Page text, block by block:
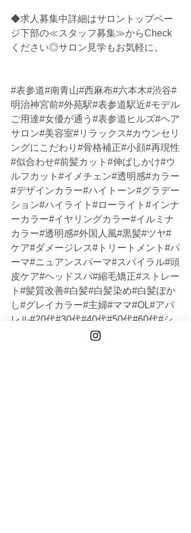
◆求人募集中詳細はサロントップペー
ジ下部の≪スタッフ募集≫からCheck
ください◎サロン見学もお気軽に。
#表参道#南青山#西麻布#六本木#渋谷#
明治神宮前#外苑駅#表参道駅近#モデル
ご用達#女優が通う#表参道ヒルズ#ヘア
サロン#美容室#リラックス#カウンセリ
ングにこだわり#骨格補正#小顔#再現性
#似合わせ#前髪カット#伸ばしかけ#ウ
ルフカット#イメチェン#透明感#カラー
#デザインカラー#ハイトーン#グラデー
ション#ハイライト#ローライト#インナ
ーカラー#イヤリングカラー#イルミナ
カラー#透明感#外国人風#黒髪#ツヤ#
ケア#ダメージレス#トリートメント#パ
ーマ#ニュアンスパーマ#スパイラル#頭
皮ケア#ヘッドスパ#縮毛矯正#ストレー
ト#髪質改善#白髪#白髪染め#白髪ぼか
し#グレイカラー#主婦#ママ#OL#アパ
レル#20代#30代#40代#50代#60代#シ
ョート#ボブ#ミディアム#ロング#大人